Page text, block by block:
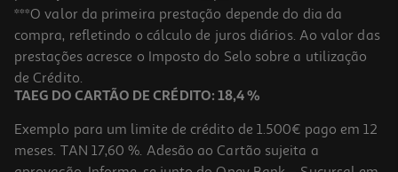
Creme Diadermine Rosto Anti Rugas Com Liposomas 50ml
179.8 €/Lt
8,99 €
***O valor da primeira prestação depende do dia da
compra, refletindo o cálculo de juros diários. Ao valor das
prestações acresce o Imposto do Selo sobre a utilização
de Crédito.
TAEG DO CARTÃO DE CRÉDITO: 18,4 %
Exemplo para um limite de crédito de 1.500€ pago em 12
meses. TAN 17,60 %. Adesão ao Cartão sujeita a